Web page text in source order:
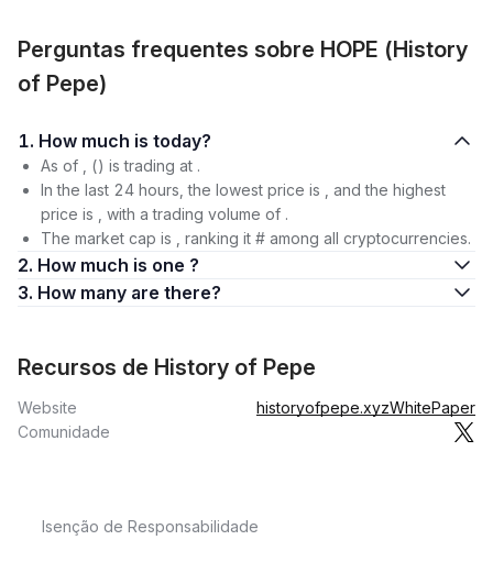
Perguntas frequentes sobre HOPE (History
of Pepe)
1. How much is today?
As of , () is trading at .
In the last 24 hours, the lowest price is , and the highest
price is , with a trading volume of .
The market cap is , ranking it # among all cryptocurrencies.
2. How much is one ?
3. How many are there?
Recursos de History of Pepe
Website historyofpepe.xyzWhitePaper
Comunidade
Isenção de Responsabilidade